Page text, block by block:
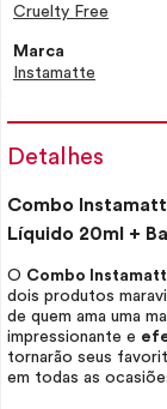
Cruelty Free
Marca
Instamatte
Detalhes
Combo
Líquido 20ml +
O Combo
dois produtos
de quem ama uma
impressionante e
tornarão seus
em todas as